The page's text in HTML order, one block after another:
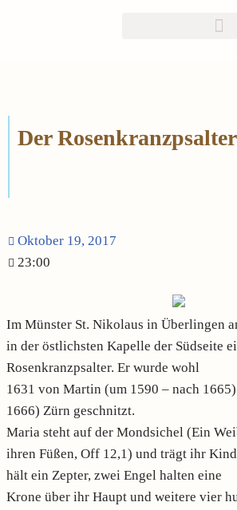
Der Rosenkranzpsalter
Oktober 19, 2017
23:00
Im Münster St. Nikolaus in Überlingen
in der östlichsten Kapelle der Südseite
Rosenkranzpsalter. Er wurde wohl
1631 von Martin (um 1590 – nach
1666) Zürn geschnitzt.
Maria steht auf der Mondsichel (Ein
ihren Füßen, Off 12,1) und trägt ihr
hält ein Zepter, zwei Engel halten eine
Krone über ihr Haupt und weitere vier